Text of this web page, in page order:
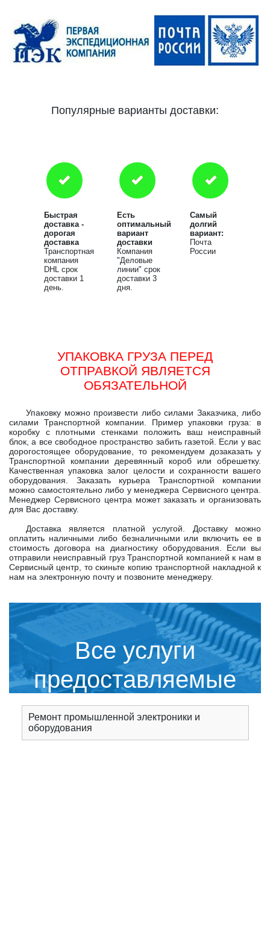
Популярные варианты доставки:
Быстрая
доставка -
дорогая
доставка
Транспортная
компания
DHL срок
доставки 1
день.
Есть
оптимальный
вариант
доставки
Компания
"Деловые
линии" срок
доставки 3
дня.
Самый
долгий
вариант:
Почта
России
УПАКОВКА ГРУЗА ПЕРЕД
ОТПРАВКОЙ ЯВЛЯЕТСЯ
ОБЯЗАТЕЛЬНОЙ
Упаковку можно произвести либо силами Заказчика, либо
силами Транспортной компании. Пример упаковки груза: в
коробку с плотными стенками положить ваш неисправный
блок, а все свободное пространство забить газетой. Если у вас
дорогостоящее оборудование, то рекомендуем дозаказать у
Транспортной компании деревянный короб или обрешетку.
Качественная упаковка залог целости и сохранности вашего
оборудования. Заказать курьера Транспортной компании
можно самостоятельно либо у менеджера Сервисного центра.
Менеджер Сервисного центра может заказать и организовать
для Вас доставку.
Доставка является платной услугой. Доставку можно
оплатить наличными либо безналичными или включить ее в
стоимость договора на диагностику оборудования. Если вы
отправили неисправный груз Транспортной компанией к нам в
Сервисный центр, то скиньте копию транспортной накладной к
нам на электронную почту и позвоните менеджеру.
Все услуги
предоставляемые
сервисным центром
Ремонт промышленной электроники и
оборудования